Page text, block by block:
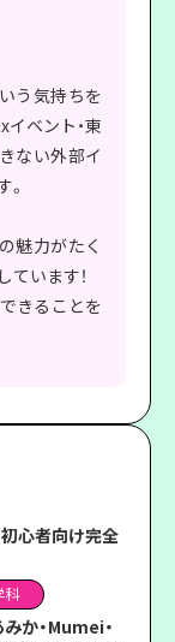
う気持ちを
イベント・東
ない外部イ
魅力がたく
います！
きることを
心者向け完全
科
か・Mumei・